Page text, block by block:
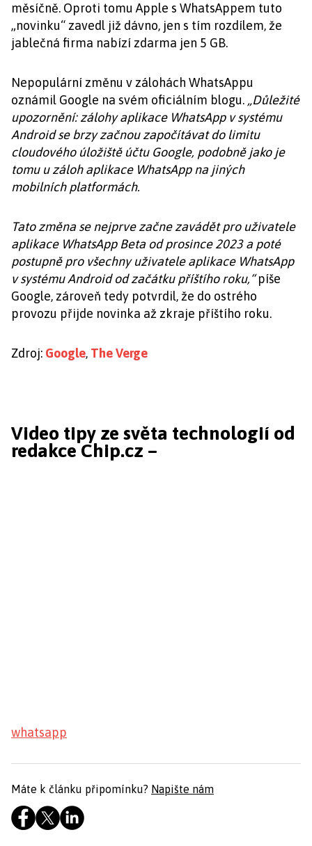
měsíčně. Oproti tomu Apple s WhatsAppem tuto
„novinku“ zavedl již dávno, jen s tím rozdílem, že
jablečná firma nabízí zdarma jen 5 GB.
Nepopulární změnu v zálohách WhatsAppu
oznámil Google na svém oficiálním blogu. „Důležité
upozornění: zálohy aplikace WhatsApp v systému
Android se brzy začnou započítávat do limitu
cloudového úložiště účtu Google, podobně jako je
tomu u záloh aplikace WhatsApp na jiných
mobilních platformách.
Tato změna se nejprve začne zavádět pro uživatele
aplikace WhatsApp Beta od prosince 2023 a poté
postupně pro všechny uživatele aplikace WhatsApp
v systému Android od začátku příštího roku,“píše
Google, zároveň tedy potvrdil, že do ostrého
provozu přijde novinka až zkraje příštího roku.
Zdroj: Google, The Verge
Video tipy ze světa technologií od
redakce Chip.cz –
whatsapp
Máte k článku připomínku? Napište nám